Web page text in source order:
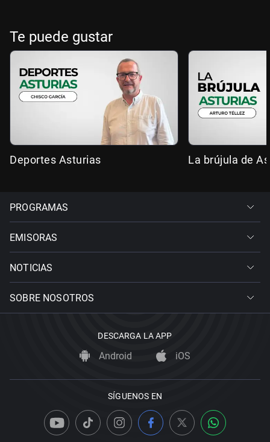
Te puede gustar
Deportes Asturias La brújula de
PROGRAMAS
EMISORAS
NOTICIAS
SOBRE NOSOTROS
DESCARGA LA APP
Android iOS
SÍGUENOS EN